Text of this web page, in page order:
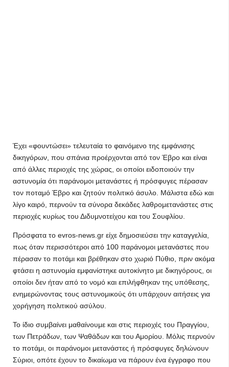
Έχει «φουντώσει» τελευταία το φαινόμενο της εμφάνισης
δικηγόρων, που σπάνια προέρχονται από τον Έβρο και είναι
από άλλες περιοχές της χώρας, οι οποίοι ειδοποιούν την
αστυνομία ότι παράνομοι μετανάστες ή πρόσφυγες πέρασαν
τον ποταμό Έβρο και ζητούν πολιτικό άσυλο. Μάλιστα εδώ και
λίγο καιρό, περνούν τα σύνορα δεκάδες λαθρομετανάστες στις
περιοχές κυρίως του Διδυμνοτείχου και του Σουφλίου.
Πρόσφατα το evros-news.gr είχε δημοσιεύσει την καταγγελία,
πως όταν περισσότεροι από 100 παράνομοι μετανάστες που
πέρασαν το ποτάμι και βρέθηκαν στο χωριό Πύθιο, πριν ακόμα
φτάσει η αστυνομία εμφανίστηκε αυτοκίνητο με δικηγόρους, οι
οποίοι δεν ήταν από το νομό και επιλήφθηκαν της υπόθεσης,
ενημερώνοντας τους αστυνομικούς ότι υπάρχουν αιτήσεις για
χορήγηση πολιτικού ασύλου.
Το ίδιο συμβαίνει μαθαίνουμε και στις περιοχές του Πραγγίου,
των Πετράδων, των Ψαθάδων και του Αμορίου. Μόλις περνούν
το ποτάμι, οι παράνομοι μετανάστες ή πρόσφυγες δηλώνουν
Σύριοι, οπότε έχουν το δικαίωμα να πάρουν ένα έγγραφο που